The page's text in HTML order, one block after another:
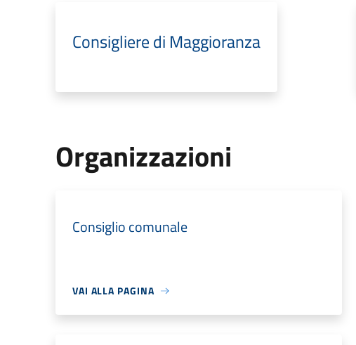
Consigliere di Maggioranza
Organizzazioni
Consiglio comunale
VAI ALLA PAGINA